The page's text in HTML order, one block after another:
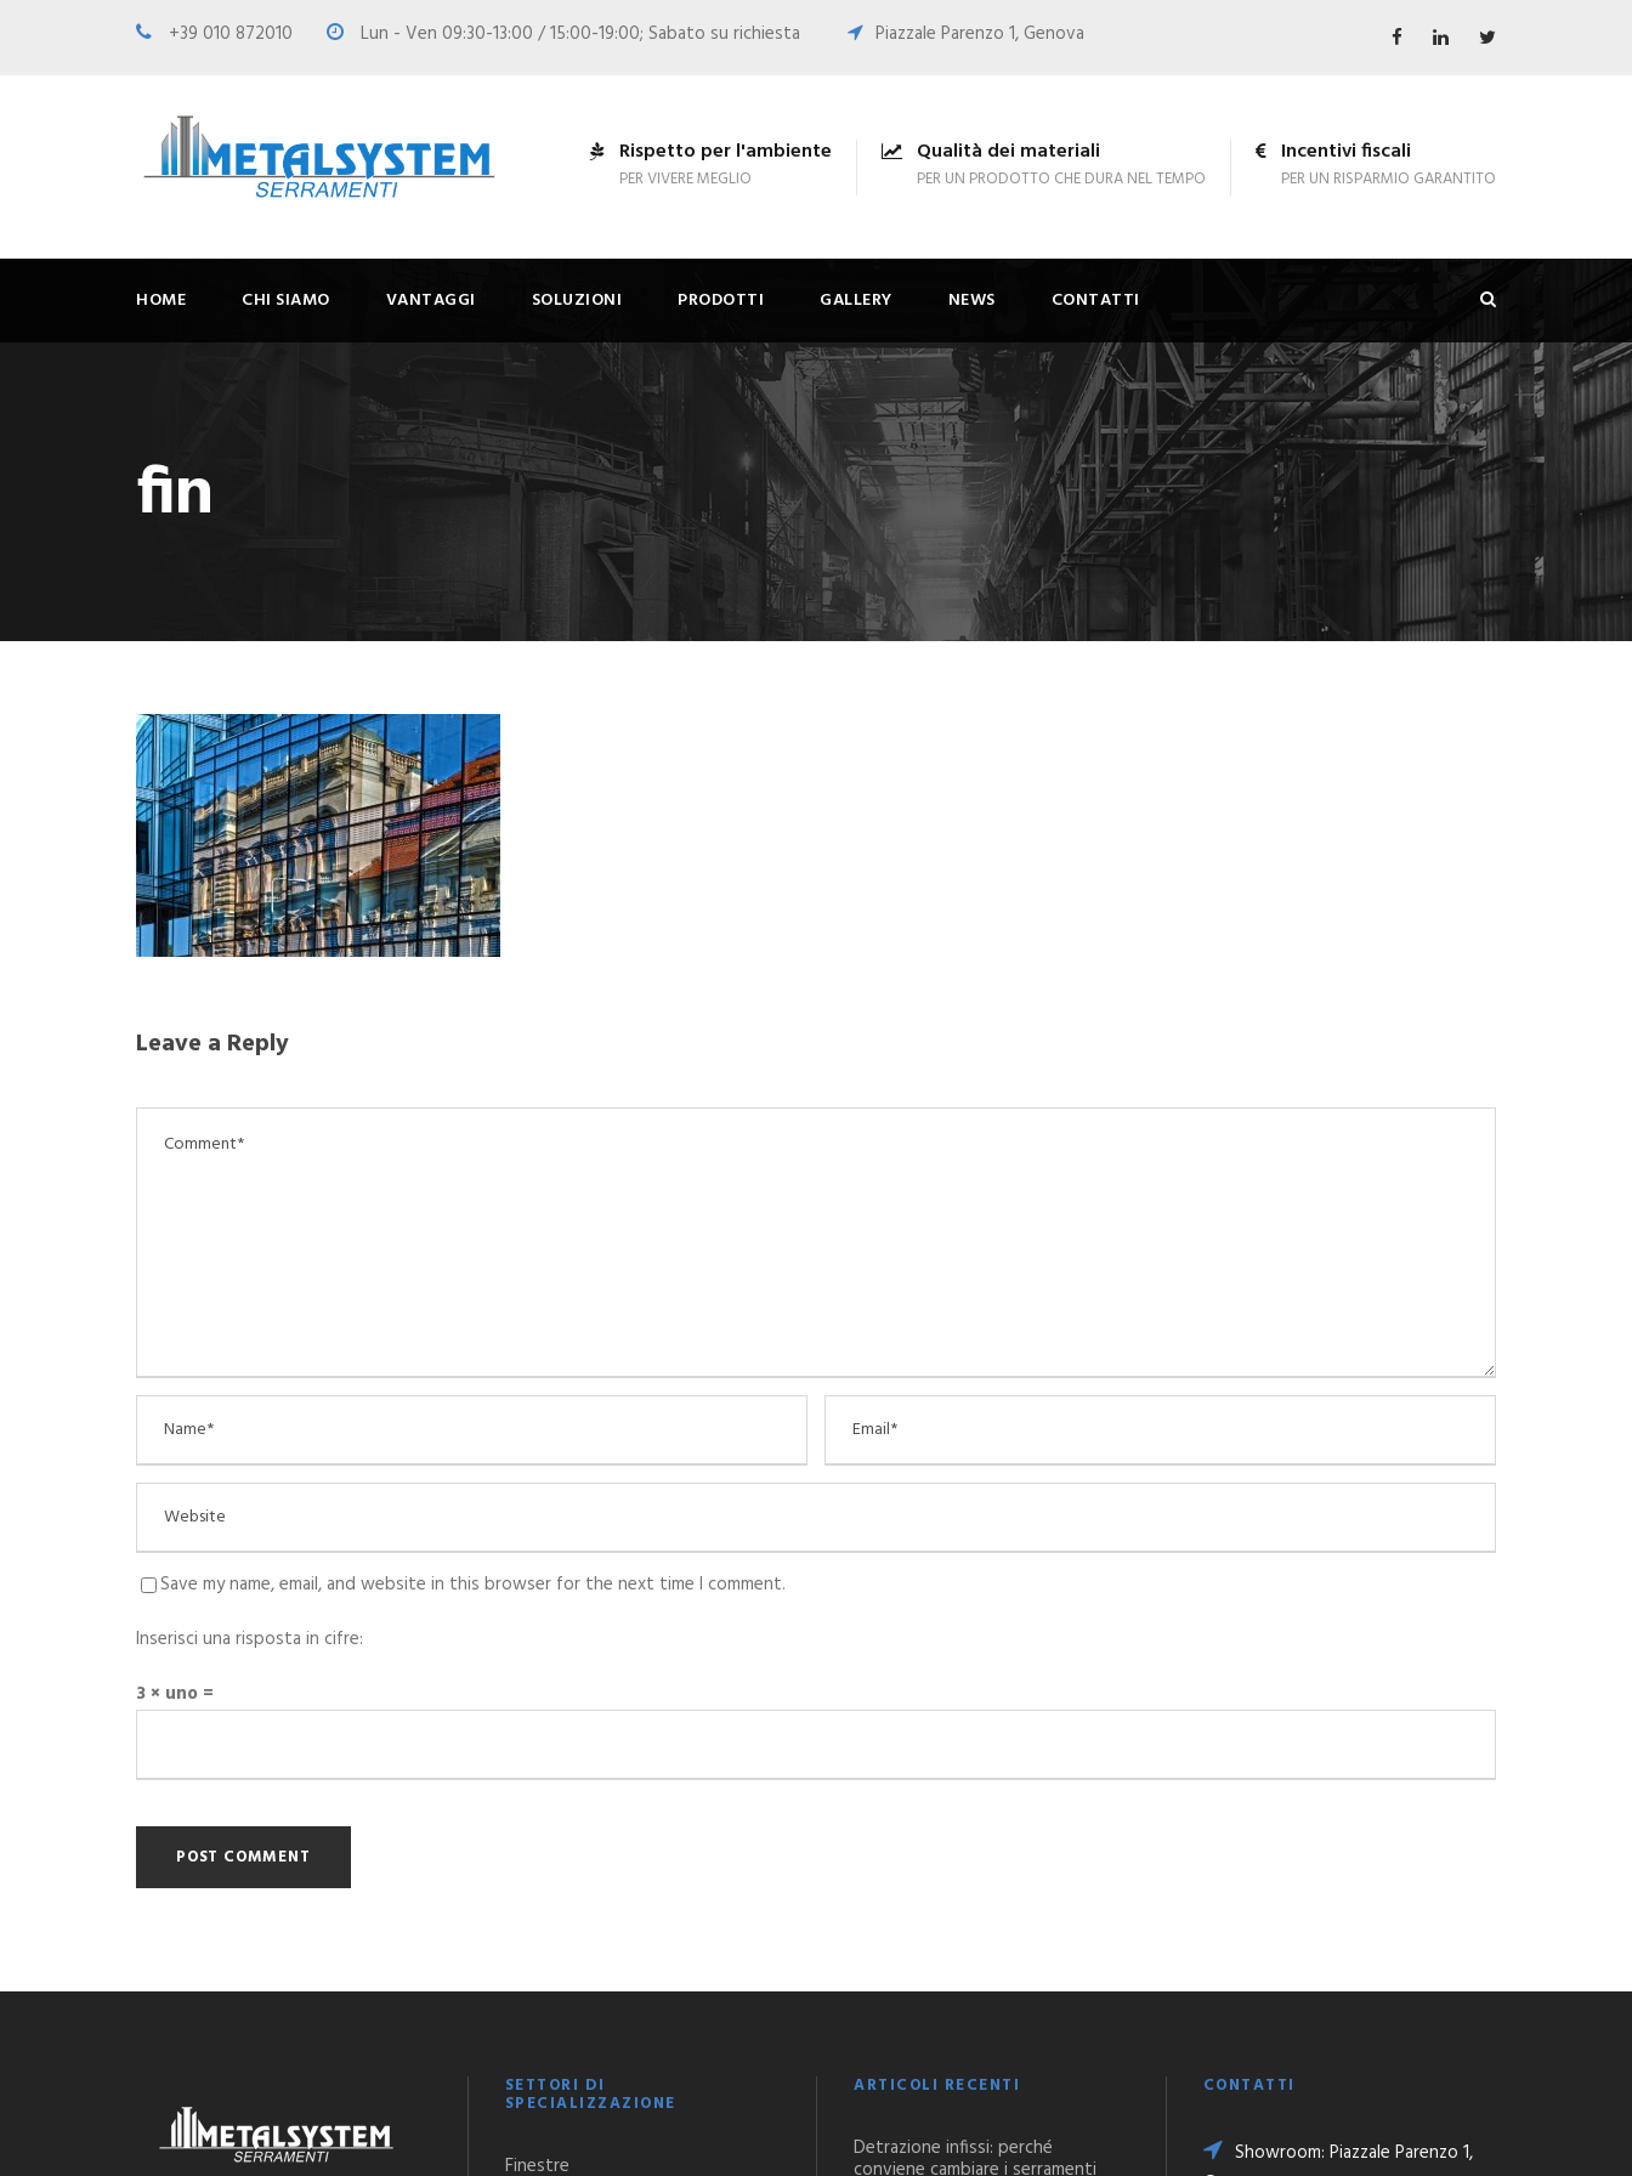
+39 010 872010 Lun - Ven 09:30-13:00 / 15:00-19:00; Sabato su richiesta Piazzale Parenzo 1, Genova
Rispetto per l'ambiente
PER VIVERE MEGLIO
Qualità dei materiali
PER UN PRODOTTO CHE DURA NEL TEMPO
Incentivi fiscali
PER UN RISPARMIO GARANTITO
HOME CHI SIAMO VANTAGGI SOLUZIONI PRODOTTI GALLERY NEWS CONTATTI
fin
Leave a Reply
Save my name, email, and website in this browser for the next time I comment.
Inserisci una risposta in cifre:
3 × uno =
SETTORI DI
SPECIALIZZAZIONE
Finestre
ARTICOLI RECENTI
Detrazione infissi: perché
conviene cambiare i serramenti
CONTATTI
Showroom: Piazzale Parenzo 1,